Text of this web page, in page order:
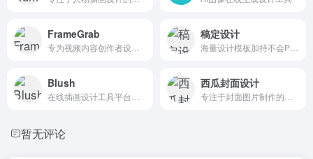
FrameGrab 稿定设计
Blush 西瓜封面设计
暂无评论